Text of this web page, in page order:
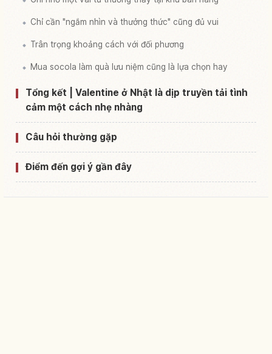
Chỉ cần "ngắm nhìn và thưởng thức" cũng đủ vui
Trân trọng khoảng cách với đối phương
Mua socola làm quà lưu niệm cũng là lựa chọn hay
Tổng kết | Valentine ở Nhật là dịp truyền tải tình
cảm một cách nhẹ nhàng
Câu hỏi thường gặp
Điểm đến gợi ý gần đây